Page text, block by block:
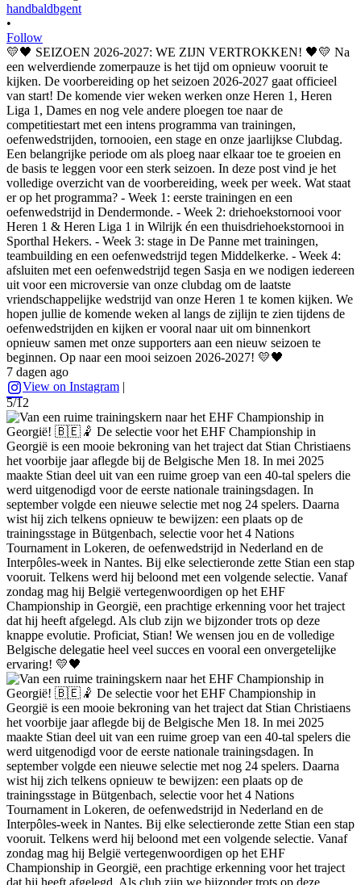
handbaldbgent
•
Follow
💛🖤 SEIZOEN 2026-2027: WE ZIJN VERTROKKEN! 🖤💛 Na
een welverdiende zomerpauze is het tijd om opnieuw vooruit te
kijken. De voorbereiding op het seizoen 2026-2027 gaat officieel
van start! De komende vier weken werken onze Heren 1, Heren
Liga 1, Dames en nog vele andere ploegen toe naar de
competitiestart met een intens programma van trainingen,
oefenwedstrijden, tornooien, een stage en onze jaarlijkse Clubdag.
Een belangrijke periode om als ploeg naar elkaar toe te groeien en
de basis te leggen voor een sterk seizoen. In deze post vind je het
volledige overzicht van de voorbereiding, week per week. Wat staat
er op het programma? - Week 1: eerste trainingen en een
oefenwedstrijd in Dendermonde. - Week 2: driehoekstornooi voor
Heren 1 & Heren Liga 1 in Wilrijk én een thuisdriehoekstornooi in
Sporthal Hekers. - Week 3: stage in De Panne met trainingen,
teambuilding en een oefenwedstrijd tegen Middelkerke. - Week 4:
afsluiten met een oefenwedstrijd tegen Sasja en we nodigen iedereen
uit voor een microversie van onze clubdag om de laatste
vriendschappelijke wedstrijd van onze Heren 1 te komen kijken. We
hopen jullie de komende weken al langs de zijlijn te zien tijdens de
oefenwedstrijden en kijken er vooral naar uit om binnenkort
opnieuw samen met onze supporters aan een nieuw seizoen te
beginnen. Op naar een mooi seizoen 2026-2027! 💛🖤
7 dagen ago
View on Instagram |
5/12